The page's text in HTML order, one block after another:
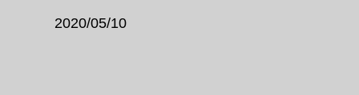
2020/05/10